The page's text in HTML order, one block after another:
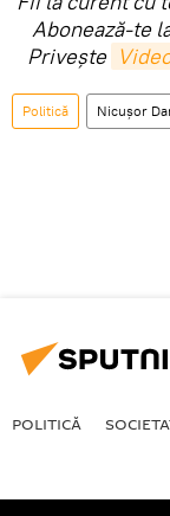
Abonează-te
Privește
Politică Nicuşor
POLITICĂ